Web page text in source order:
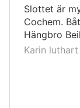
Slottet är
Cochem.
Hängbro
Karin